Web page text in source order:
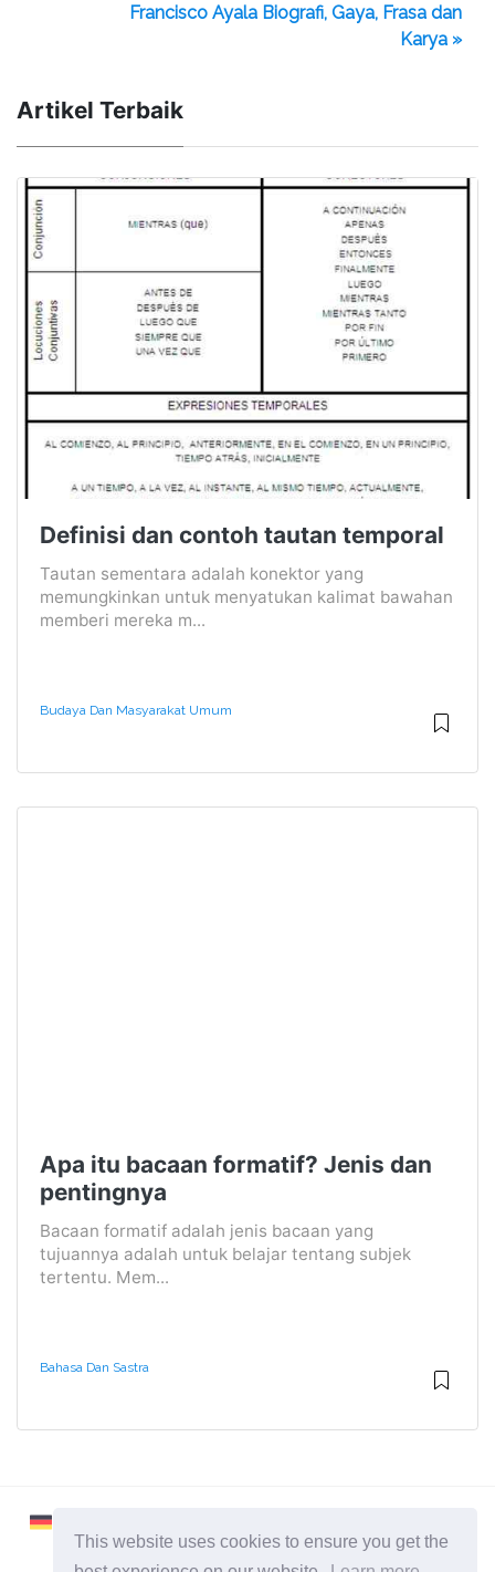
This website uses cookies to ensure you get the
Francisco Ayala Biografi, Gaya, Frasa dan
Karya »
Artikel Terbaik
Definisi dan contoh tautan temporal
Tautan sementara adalah konektor yang
memungkinkan untuk menyatukan kalimat bawahan
memberi mereka m...
Budaya Dan Masyarakat Umum
Apa itu bacaan formatif? Jenis dan
pentingnya
Bacaan formatif adalah jenis bacaan yang
tujuannya adalah untuk belajar tentang subjek
tertentu. Mem...
Bahasa Dan Sastra